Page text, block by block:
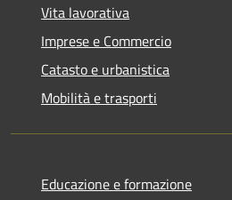
Vita lavorativa
Imprese e Commercio
Catasto e urbanistica
Mobilità e trasporti
Educazione e formazione